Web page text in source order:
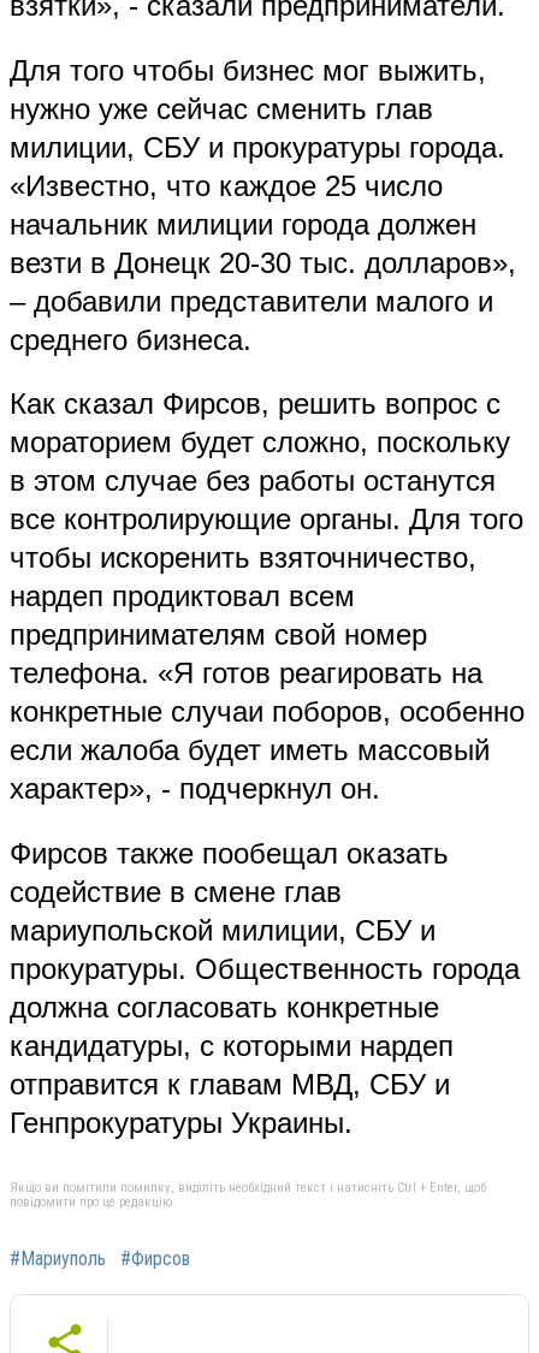
Для того чтобы бизнес мог выжить,
нужно уже сейчас сменить глав
милиции, СБУ и прокуратуры города.
«Известно, что каждое 25 число
начальник милиции города должен
везти в Донецк 20-30 тыс. долларов»,
– добавили представители малого и
среднего бизнеса.
Как сказал Фирсов, решить вопрос с
мораторием будет сложно, поскольку
в этом случае без работы останутся
все контролирующие органы. Для того
чтобы искоренить взяточничество,
нардеп продиктовал всем
предпринимателям свой номер
телефона. «Я готов реагировать на
конкретные случаи поборов, особенно
если жалоба будет иметь массовый
характер», - подчеркнул он.
Фирсов также пообещал оказать
содействие в смене глав
мариупольской милиции, СБУ и
прокуратуры. Общественность города
должна согласовать конкретные
кандидатуры, с которыми нардеп
отправится к главам МВД, СБУ и
Генпрокуратуры Украины.
Якщо ви помітили помилку, виділіть необхідний текст і натисніть Ctrl + Enter, щоб
повідомити про це редакцію
#Мариуполь #Фирсов